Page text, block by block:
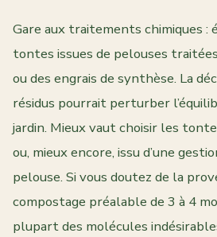
Gare aux traitements chimiques :
tontes issues de pelouses
ou des engrais de synthèse. La
résidus pourrait perturber
jardin. Mieux vaut choisir les
ou, mieux encore, issu d’une
pelouse. Si vous doutez de la
compostage préalable de 3 à 4
plupart des molécules